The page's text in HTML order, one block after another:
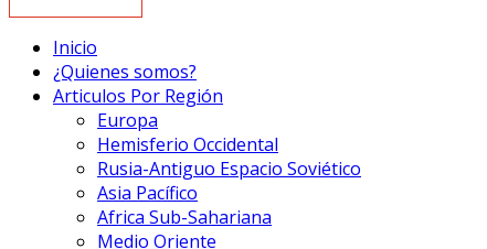
Inicio
¿Quienes somos?
Articulos Por Región
Europa
Hemisferio Occidental
Rusia-Antiguo Espacio Soviético
Asia Pacífico
Africa Sub-Sahariana
Medio Oriente